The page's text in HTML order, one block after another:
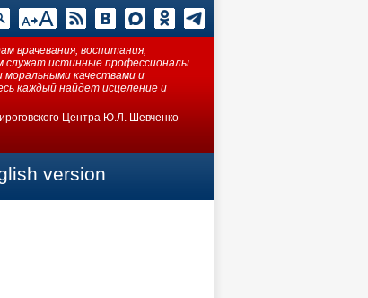
врачевания, воспитания,
служат истинные профессионалы
моральными качествами и
каждый найдет исцеление и
Центра Ю.Л. Шевченко
version